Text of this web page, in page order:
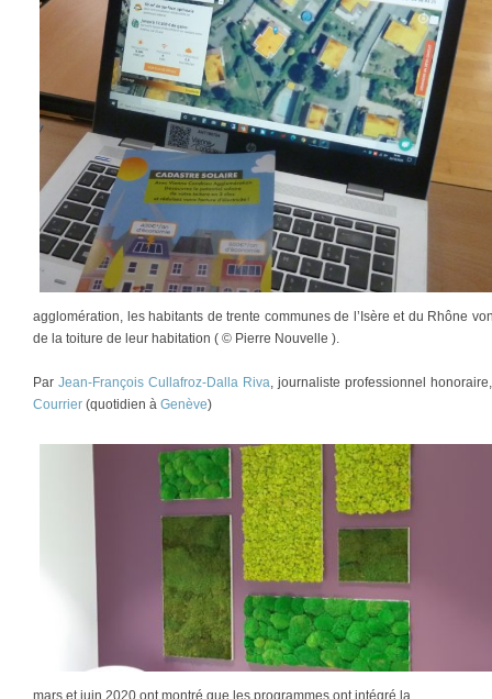
agglomération, les habitants de trente communes de l’Isère et du Rhône
de la toiture de leur habitation ( © Pierre Nouvelle ).
Par Jean-François Cullafroz-Dalla Riva , journaliste professionnel
Courrier (quotidien à Genève)
mars et juin 2020 ont montré que les programmes ont intégré la …